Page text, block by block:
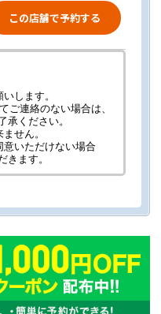
この店舗で予約する
します。
ご連絡のない場合は、
承ください。
せん。
意いただけない場合
きます。